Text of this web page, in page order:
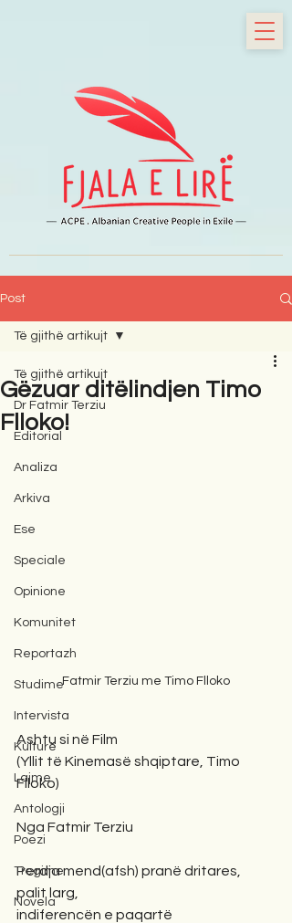
Post
Të gjithë artikujt
Dr Fatmir Terziu
Editorial
Analiza
Arkiva
Ese
Speciale
Opinione
Komunitet
Reportazh
Studime
Intervista
Kulturë
Lajme
Antologji
Poezi
Tregime
Novela
Të gjithë artikujt
Gëzuar ditëlindjen Timo
Flloko!
Fatmir Terziu me Timo Flloko
Ashtu si në Film
(Yllit të Kinemasë shqiptare, Timo
Flloko)
Nga Fatmir Terziu
Perdja mend(afsh) pranë dritares,
palit larg,
indiferencën e paqartë